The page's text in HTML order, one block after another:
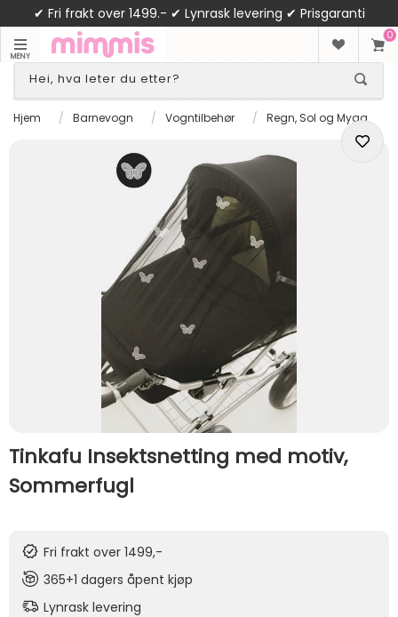
✔ Fri frakt over 1499.- ✔ Lynrask levering ✔ Prisgaranti
MENY
0
Hjem / Barnevogn / Vogntilbehør / Regn, Sol og Mygg
Tinkafu Insektsnetting med motiv,
Sommerfugl
Fri frakt over 1499,-
365+1 dagers åpent kjøp
Lynrask levering